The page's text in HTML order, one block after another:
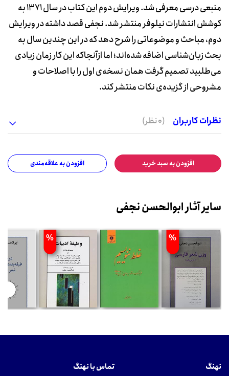
منبعی درسی معرفی شد. ویرایش دوم این کتاب در سال 1371 به
کوشش انتشارات نیلوفر منتشر شد. نجفی قصد داشته در ویرایش
دوم، مباحث و موضوعاتی را شرح دهد که در این چندین سال به
بحث زبان‌شناسی اضافه شده‌اند؛ اما ازآنجا‌که این کار زمان زیادی
می‌طلبید تصمیم گرفت همان نسخه‌ی اول را با اصلاحات و
مشروحی از گزیده‌ی نکات منتشر کند.
نظرات کاربران (0 نظر)
افزودن به سبد خرید افزودن به علاقه‌مندی
سایر آثار ابوالحسن نجفی
%
%
نهنگ تماس با نهنگ